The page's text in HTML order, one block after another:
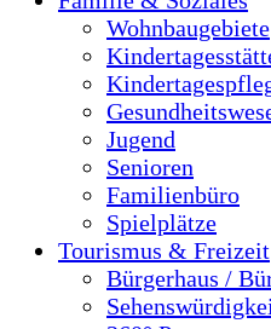
Wohnbaugebiete
Jugend
Senioren
Familienbüro
Spielplätze
Tourismus & Freizeit
Bürgerhaus /